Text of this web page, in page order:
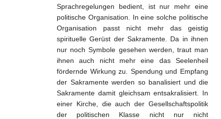
Sprachregelungen bedient, ist nur mehr eine
politische Organisation. In eine solche politische
Organisation passt nicht mehr das geistig
spirituelle Gerüst der Sakramente. Da in ihnen
nur noch Symbole gesehen werden, traut man
ihnen auch nicht mehr eine das Seelenheil
fördernde Wirkung zu. Spendung und Empfang
der Sakramente werden so banalisiert und die
Sakramente damit gleichsam entsakralisiert. In
einer Kirche, die auch der Gesellschaftspolitik
der politischen Klasse nicht nur nicht